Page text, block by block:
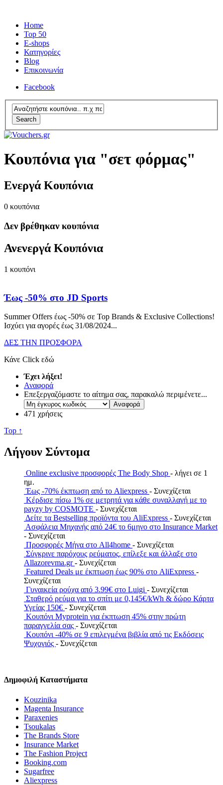
Home
Top 50
E-shops
Κατηγορίες
Blog
Επικοινωνία
Facebook
Search
Κουπόνια για "σετ φόρμας"
Ενεργά Κουπόνια
0 κουπόνια
Δεν βρέθηκαν κουπόνια
Ανενεργά Κουπόνια
1 κουπόνι
Έως -50% στο JD Sports
Summer Offers έως -50% σε Top Brands & Exclusive Collections!
Ισχύει για αγορές έως 31/08/2024...
ΔΕΣ ΤΗΝ ΠΡΟΣΦΟΡΑ
Κάνε Click εδώ
Έχει λήξει!
Αναφορά
Επεξεργαζόμαστε το αίτημα σας, παρακαλώ περιμένετε...
471 χρήσεις
Top ↑
Λήγουν Σύντομα
Online exclusive προσφορές The Body Shop - λήγει σε 1
ημ.
Έως -70% έκπτωση από το Aliexpress - Συνεχίζεται
Κέρδισε πίσω 1% σε μετρητά για κάθε συναλλαγή με το
payzy by COSMOTE - Συνεχίζεται
Δείτε τα Bestselling προϊόντα του AliExpress - Συνεχίζεται
Ασφάλεια Μηχανής από 24€ το 6μηνο στο Insurance Market
- Συνεχίζεται
Προσφορές Μήνα στο All4home - Συνεχίζεται
Σύγκρινε παρόχους ρεύματος, επίλεξε και άλλαξε στο
Allazorevma.gr- Συνεχίζεται
Featured Deals με έκπτωση έως 90% στο AliExpress -
Συνεχίζεται
Γυναικεία ρούχα από 3.99€ στο Luigi - Συνεχίζεται
Σταθερό ρεύμα για το σπίτι με 0,145€/kWh & δώρο Κάρτα
Υγείας 150€ - Συνεχίζεται
Κουπόνι Myprotein για έκπτωση 45% στην πρώτη
παραγγελία σας - Συνεχίζεται
Κουπόνι -40% σε 9 επιλεγμένα βιβλία από τις Εκδόσεις
Ψυχογιός - Συνεχίζεται
Δημοφιλή Καταστήματα
Kouzinika
Magenta Insurance
Paraxenies
Tsoukalas
The Brands Store
Insurance Market
The Fashion Project
Booking.com
Sugarfree
Aliexpress